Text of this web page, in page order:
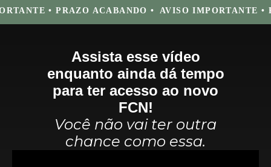
• PRAZO ACABANDO • AVISO IMPORTANTE •
Assista esse vídeo
enquanto ainda dá tempo
para ter acesso ao novo
FCN!
Você não vai ter outra
chance como essa.